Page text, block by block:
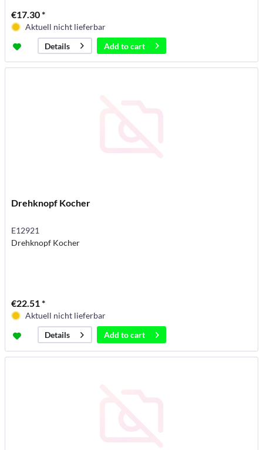
€17.30 *
Aktuell nicht lieferbar
Details
Add tocart
Drehknopf Kocher
E12921
Drehknopf Kocher
€22.51 *
Aktuell nicht lieferbar
Details
Add tocart